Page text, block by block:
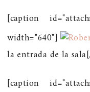
[caption
width="640"]
la entrada de la
[caption